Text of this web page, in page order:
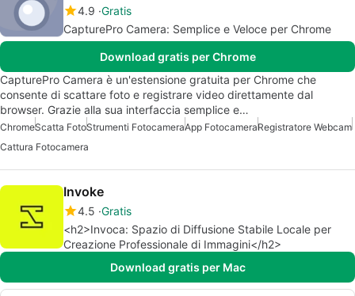
4.9 Gratis
CapturePro Camera: Semplice e Veloce per Chrome
Download gratis per Chrome
CapturePro Camera è un'estensione gratuita per Chrome che
consente di scattare foto e registrare video direttamente dal
browser. Grazie alla sua interfaccia semplice e…
ChromeScatta FotoStrumenti FotocameraApp FotocameraRegistratore Webcam
Cattura Fotocamera
Invoke
4.5 Gratis
<h2>Invoca: Spazio di Diffusione Stabile Locale per
Creazione Professionale di Immagini</h2>
Download gratis per Mac